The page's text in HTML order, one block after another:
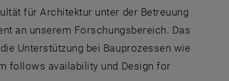
für Architektur unter der Betreuung
an unserem Forschungsbereich. Das
Unterstützung bei Bauprozessen wie
follows availability und Design for